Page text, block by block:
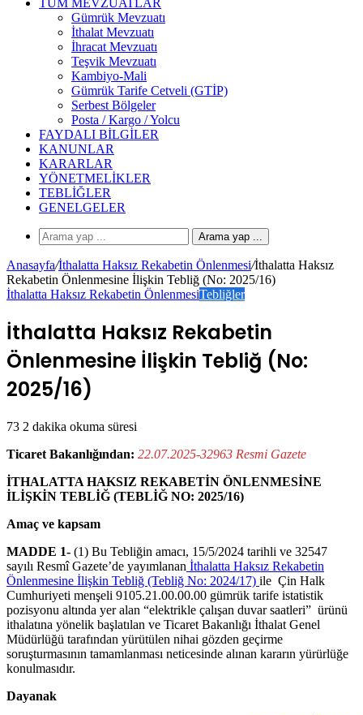
TÜM MEVZUATLAR
Gümrük Mevzuatı
İthalat Mevzuatı
İhracat Mevzuatı
Teşvik Mevzuatı
Kambiyo-Mali
Gümrük Tarife Cetveli (GTİP)
Serbest Bölgeler
Posta / Kargo / Yolcu
FAYDALI BILGILER
KANUNLAR
KARARLAR
YÖNETMELIKLER
TEBLIĞLER
GENELGELER
Arama yap ...
Anasayfa/İthalatta Haksız Rekabetin Önlenmesi/İthalatta Haksız
Rekabetin Önlenmesine İlişkin Tebliğ (No: 2025/16)
İthalatta Haksız Rekabetin ÖnlenmesiTebliğler
İthalatta Haksız Rekabetin
Önlenmesine İlişkin Tebliğ (No:
2025/16)
73 2 dakika okuma süresi
Ticaret Bakanlığından: 22.07.2025-32963 Resmi Gazete
İTHALATTA HAKSIZ REKABETİN ÖNLENMESİNE
İLİŞKİN TEBLİĞ (TEBLİĞ NO: 2025/16)
Amaç ve kapsam
MADDE 1- (1) Bu Tebliğin amacı, 15/5/2024 tarihli ve 32547
sayılı Resmî Gazete’de yayımlanan İthalatta Haksız Rekabetin
Önlenmesine İlişkin Tebliğ (Tebliğ No: 2024/17) ile Çin Halk
Cumhuriyeti menşeli 9105.21.00.00.00 gümrük tarife istatistik
pozisyonu altında yer alan “elektrikle çalışan duvar saatleri” ürünü
ithalatına yönelik başlatılan ve Ticaret Bakanlığı İthalat Genel
Müdürlüğü tarafından yürütülen nihai gözden geçirme
soruşturmasının tamamlanması neticesinde alınan kararın yürürlüğe
konulmasıdır.
Dayanak